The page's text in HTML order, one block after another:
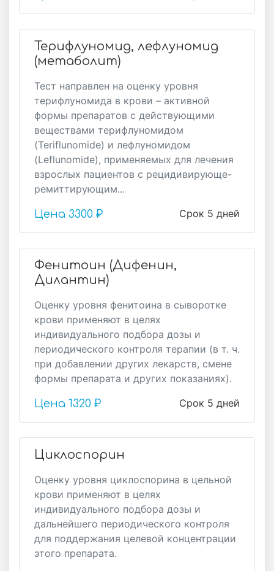
Терифлуномид, лефлуномид
(метаболит)
Тест направлен на оценку уровня
терифлуномида в крови – активной
формы препаратов с действующими
веществами терифлуномидом
(Teriflunomide) и лефлуномидом
(Leflunomide), применяемых для лечения
взрослых пациентов с рецидивирующе-
ремиттирующим...
Срок 5 дней
Цена 3300 ₽
Фенитоин (Дифенин,
Дилантин)
Оценку уровня фенитоина в сыворотке
крови применяют в целях
индивидуального подбора дозы и
периодического контроля терапии (в т. ч.
при добавлении других лекарств, смене
формы препарата и других показаниях).
Срок 5 дней
Цена 1320 ₽
Циклоспорин
Оценку уровня циклоспорина в цельной
крови применяют в целях
индивидуального подбора дозы и
дальнейшего периодического контроля
для поддержания целевой концентрации
этого препарата.